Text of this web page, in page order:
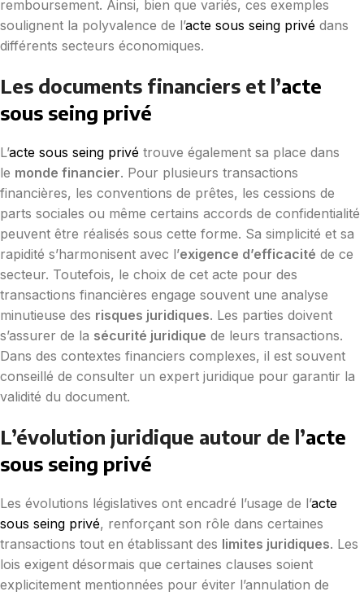
remboursement. Ainsi, bien que variés, ces exemples
soulignent la polyvalence de l’acte sous seing privé dans
différents secteurs économiques.
Les documents financiers et l’acte
sous seing privé
L’acte sous seing privé trouve également sa place dans
le monde financier. Pour plusieurs transactions
financières, les conventions de prêtes, les cessions de
parts sociales ou même certains accords de confidentialité
peuvent être réalisés sous cette forme. Sa simplicité et sa
rapidité s’harmonisent avec l’exigence d’efficacité de ce
secteur. Toutefois, le choix de cet acte pour des
transactions financières engage souvent une analyse
minutieuse des risques juridiques. Les parties doivent
s’assurer de la sécurité juridique de leurs transactions.
Dans des contextes financiers complexes, il est souvent
conseillé de consulter un expert juridique pour garantir la
validité du document.
L’évolution juridique autour de l’acte
sous seing privé
Les évolutions législatives ont encadré l’usage de l’acte
sous seing privé, renforçant son rôle dans certaines
transactions tout en établissant des limites juridiques. Les
lois exigent désormais que certaines clauses soient
explicitement mentionnées pour éviter l’annulation de